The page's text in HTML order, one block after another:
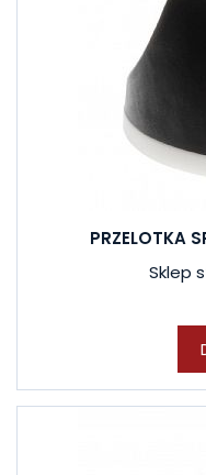
PRZELOTKA
Sklep